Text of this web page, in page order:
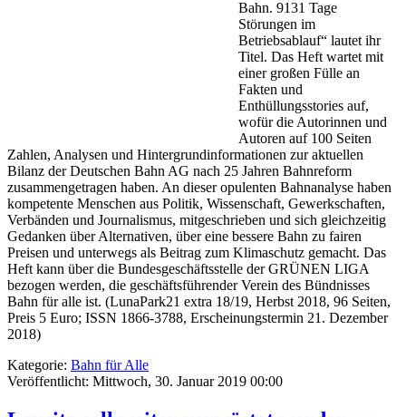
Bahn. 9131 Tage
Störungen im
Betriebsablauf“ lautet ihr
Titel. Das Heft wartet mit
einer großen Fülle an
Fakten und
Enthüllungsstories auf,
wofür die Autorinnen und
Autoren auf 100 Seiten
Zahlen, Analysen und Hintergrundinformationen zur aktuellen
Bilanz der Deutschen Bahn AG nach 25 Jahren Bahnreform
zusammengetragen haben. An dieser opulenten Bahnanalyse haben
kompetente Menschen aus Politik, Wissenschaft, Gewerkschaften,
Verbänden und Journalismus, mitgeschrieben und sich gleichzeitig
Gedanken über Alternativen, über eine bessere Bahn zu fairen
Preisen und unterwegs als Beitrag zum Klimaschutz gemacht. Das
Heft kann über die Bundesgeschäftsstelle der GRÜNEN LIGA
bezogen werden, die geschäftsführender Verein des Bündnisses
Bahn für alle ist. (LunaPark21 extra 18/19, Herbst 2018, 96 Seiten,
Preis 5 Euro; ISSN 1866-3788, Erscheinungstermin 21. Dezember
2018)
Kategorie: Bahn für Alle
Veröffentlicht: Mittwoch, 30. Januar 2019 00:00